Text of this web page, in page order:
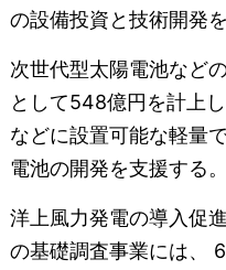
の設備投資と技術開発
次世代型太陽電池など
として548億円を計上
などに設置可能な軽量
電池の開発を支援する。
洋上風力発電の導入促
の基礎調査事業には、